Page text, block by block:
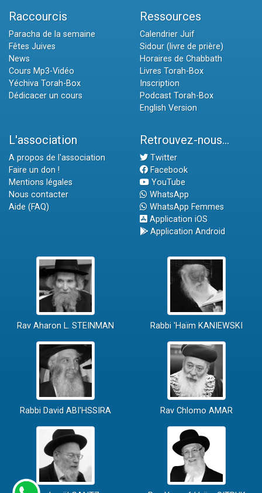
Raccourcis
Paracha de la semaine
Fêtes Juives
News
Cours Mp3-Vidéo
Yéchiva Torah-Box
Dédicacer un cours
Ressources
Calendrier Juif
Sidour (livre de prière)
Horaires de Chabbath
Livres Torah-Box
Inscription
Podcast Torah-Box
English Version
L'association
A propos de l'association
Faire un don !
Mentions légales
Nous contacter
Aide (FAQ)
Retrouvez-nous...
Twitter
Facebook
YouTube
WhatsApp
WhatsApp Femmes
Application iOS
Application Android
Rav Aharon L. STEINMAN Rabbi 'Haïm KANIEWSKI
Rabbi David ABI'HSSIRA Rav Chlomo AMAR